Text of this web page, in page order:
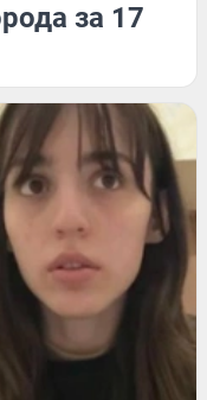
за 17